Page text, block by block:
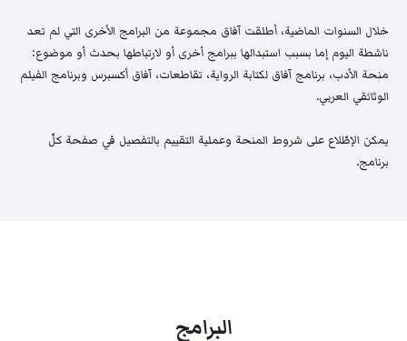
خلال السنوات الماضية، أطلقت آفاق مجموعة من البرامج الأخرى التي لم تعد
ناشطة اليوم إما بسبب استبدالها ببرامج أخرى أو لارتباطها بحدث أو موضوع:
منحة الأدب، برنامج آفاق لكتابة الرواية، تقاطعات، آفاق أكسبرس وبرنامج الفيلم
الوثائقي العربي.
يمكن الإطّلاع على شروط المنحة وعملية التقييم بالتفصيل في صفحة كلّ
برنامج.
البرامج